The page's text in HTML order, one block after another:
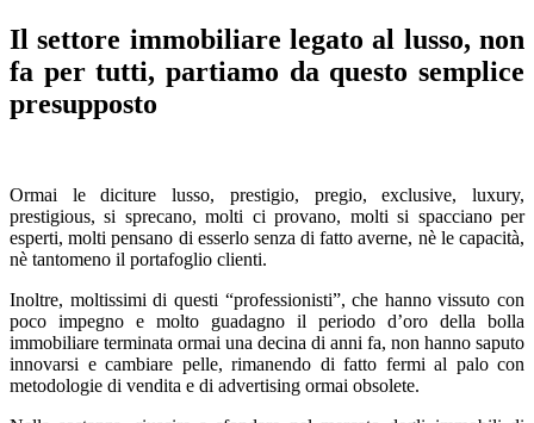
Il settore immobiliare legato al lusso, non
fa per tutti, partiamo da questo semplice
presupposto
Ormai le diciture lusso, prestigio, pregio, exclusive, luxury,
prestigious, si sprecano, molti ci provano, molti si spacciano per
esperti, molti pensano di esserlo senza di fatto averne, nè le capacità,
nè tantomeno il portafoglio clienti.
Inoltre, moltissimi di questi “professionisti”, che hanno vissuto con
poco impegno e molto guadagno il periodo d’oro della bolla
immobiliare terminata ormai una decina di anni fa, non hanno saputo
innovarsi e cambiare pelle, rimanendo di fatto fermi al palo con
metodologie di vendita e di advertising ormai obsolete.